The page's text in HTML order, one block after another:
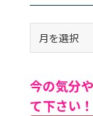
記
事
は
今の気分
て下さい！